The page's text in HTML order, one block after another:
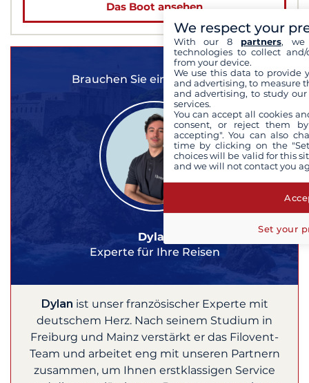
Das Boot ansehen
Brauchen Sie eine Beratung?
Dylan
Experte für Ihre Reisen
Dylan ist unser französischer Experte mit
deutschem Herz. Nach seinem Studium in
Freiburg und Mainz verstärkt er das Filovent-
Team und arbeitet eng mit unseren Partnern
zusammen, um Ihnen erstklassigen Service
We respect your
With our 8 partners, we
technologies to collect
from your device.
We use this data to provide
and advertising, to measure
and advertising, to study
services.
You can accept all cookies
consent, or reject them
accepting". You can also
time by clicking on the
choices will be valid for this
and we will not contact you
Set your